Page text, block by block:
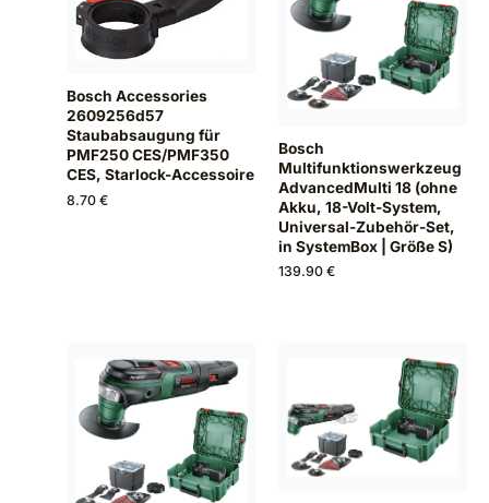
Bosch Accessories
2609256d57
Staubabsaugung für
PMF250 CES/PMF350
CES, Starlock-Accessoire
8.70 €
Bosch
Multifunktionswerkzeug
AdvancedMulti 18 (ohne
Akku, 18-Volt-System,
Universal-Zubehör-Set,
in SystemBox | Größe S)
139.90 €